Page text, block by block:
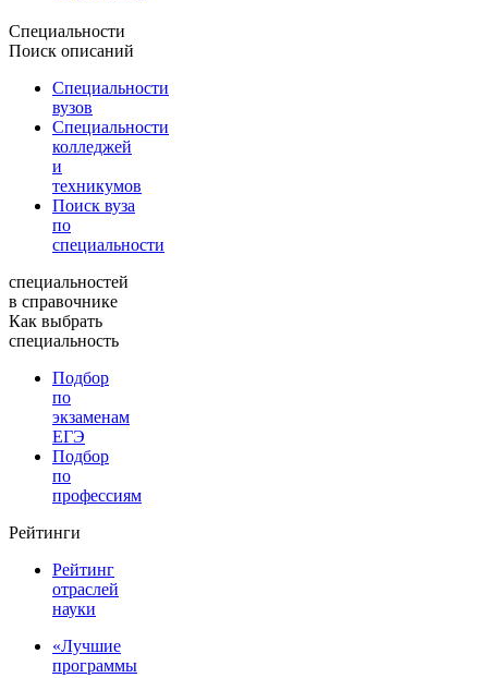
Специальности
Поиск описаний
Специальности
вузов
Специальности
колледжей
и
техникумов
Поиск вуза
по
специальности
специальностей
в справочнике
Как выбрать
специальность
Подбор
по
экзаменам
ЕГЭ
Подбор
по
профессиям
Рейтинги
Рейтинг
отраслей
науки
«Лучшие
программы